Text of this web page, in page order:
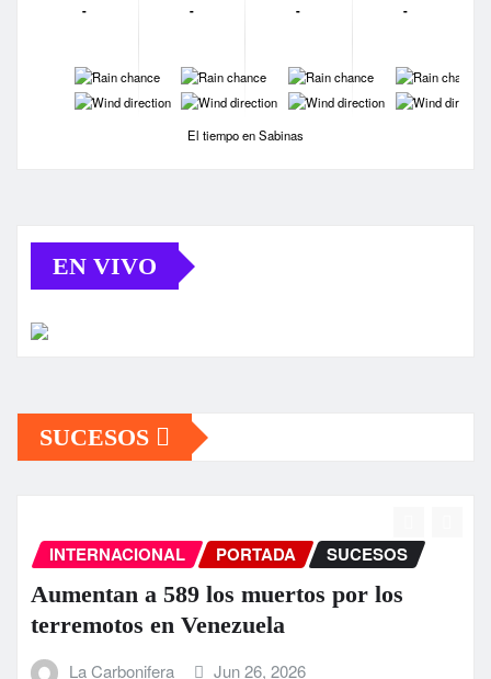
-
-
-
-
-
-
-
-
-
-
-
-
El tiempo en Sabinas
EN VIVO
SUCESOS
INTERNACIONAL PORTADA SUCESOS
Aumentan a 589 los muertos por los
terremotos en Venezuela
La Carbonifera Jun 26, 2026